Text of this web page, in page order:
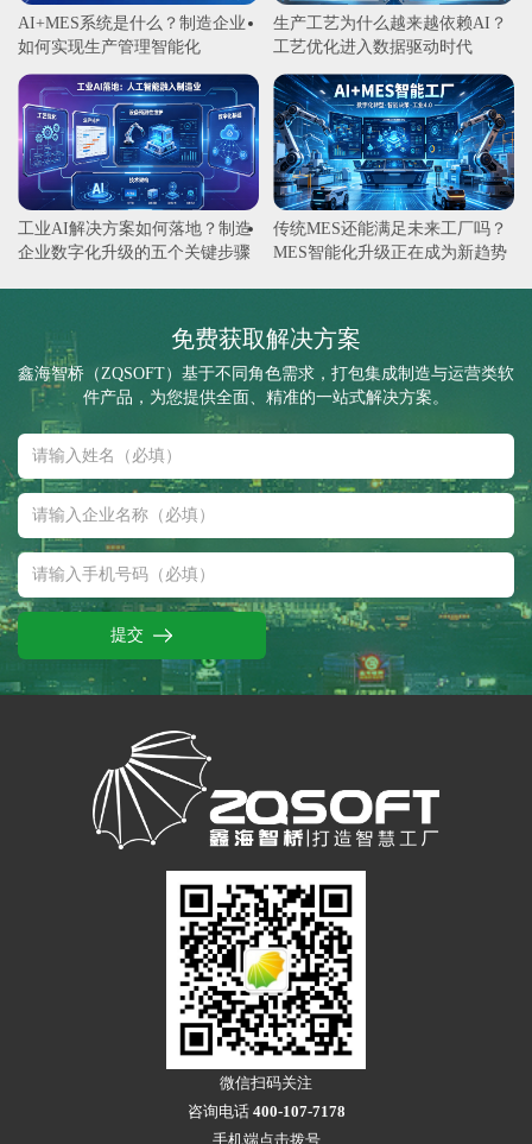
AI+MES系统是什么？制造企业
如何实现生产管理智能化
生产工艺为什么越来越依赖AI？
工艺优化进入数据驱动时代
工业AI解决方案如何落地？制造
企业数字化升级的五个关键步骤
传统MES还能满足未来工厂吗？
MES智能化升级正在成为新趋势
免费获取解决方案
鑫海智桥（ZQSOFT）基于不同角色需求，打包集成制造与运营类软
件产品，为您提供全面、精准的一站式解决方案。
提交
微信扫码关注
咨询电话 400-107-7178
手机端点击拨号